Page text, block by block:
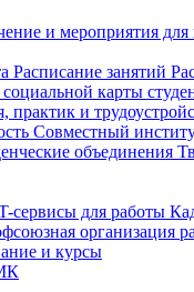
и мероприятия для
Расписание занятий
карты
практик и
Совместный
объединения
сервисы для работы
организация
и курсы